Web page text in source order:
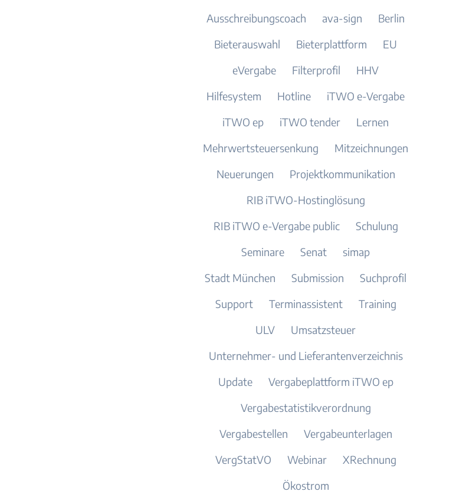
Ausschreibungscoach
ava-sign
Berlin
Bieterauswahl
Bieterplattform
EU
eVergabe
Filterprofil
HHV
Hilfesystem
Hotline
iTWO e-Vergabe
iTWO ep
iTWO tender
Lernen
Mehrwertsteuersenkung
Mitzeichnungen
Neuerungen
Projektkommunikation
RIB iTWO-Hostinglösung
RIB iTWO e-Vergabe public
Schulung
Seminare
Senat
simap
Stadt München
Submission
Suchprofil
Support
Terminassistent
Training
ULV
Umsatzsteuer
Unternehmer- und Lieferantenverzeichnis
Update
Vergabeplattform iTWO ep
Vergabestatistikverordnung
Vergabestellen
Vergabeunterlagen
VergStatVO
Webinar
XRechnung
Ökostrom